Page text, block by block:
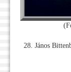
28. János